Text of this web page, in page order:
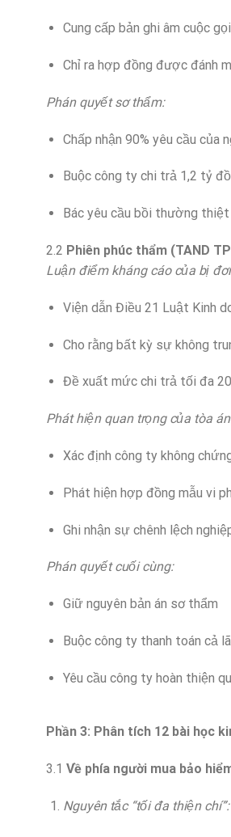
Cung cấp bản ghi âm cuộc
Chỉ ra hợp đồng được đánh
Phán quyết sơ thẩm:
Chấp nhận 90% yêu cầu của
Buộc công ty chi trả 1,2 tỷ
Bác yêu cầu bồi thường
2.2 Phiên phúc thẩm (TAND
Luận điểm kháng cáo của bị
Viện dẫn Điều 21 Luật Kinh
Cho rằng bất kỳ sự không
Đề xuất mức chi trả tối đa
Phát hiện quan trọng của tòa
Xác định công ty không
Phát hiện hợp đồng mẫu vi
Ghi nhận sự chênh lệch
Phán quyết cuối cùng:
Giữ nguyên bản án sơ thẩm
Buộc công ty thanh toán cả
Yêu cầu công ty hoàn thiện
Phần 3: Phân tích 12 bài học
3.1 Về phía người mua bảo
Nguyên tắc “tối đa thiện chí”: